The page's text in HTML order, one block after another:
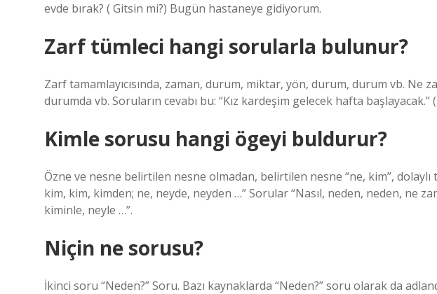
evde bırak? ( Gitsin mi?) Bugün hastaneye gidiyorum.
Zarf tümleci hangi sorularla bulunur?
Zarf tamamlayıcısında, zaman, durum, miktar, yön, durum, durum vb. Ne
durumda vb. Soruların cevabı bu: “Kız kardeşim gelecek hafta başlayacak.”
Kimle sorusu hangi ögeyi buldurur?
Özne ve nesne belirtilen nesne olmadan, belirtilen nesne “ne, kim”, dolaylı
kim, kim, kimden; ne, neyde, neyden …” Sorular “Nasıl, neden, neden, ne
kiminle, neyle …”.
Niçin ne sorusu?
İkinci soru “Neden?” Soru. Bazı kaynaklarda “Neden?” soru olarak da